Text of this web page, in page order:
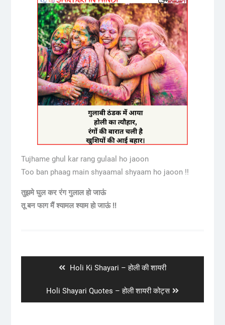
Tujhame ghul kar rang gulaal ho jaoon
Too ban phaag main shyaamal shyaam ho jaoon !!
तुझमे घुल कर रंग गुलाल हो जाऊं
तू बन फाग मैं श्यामल श्याम हो जाऊं !!
Previous
Holi Ki Shayari – होली की शायरी
Next
post:
Holi Shayari Quotes – होली शायरी कोट्स